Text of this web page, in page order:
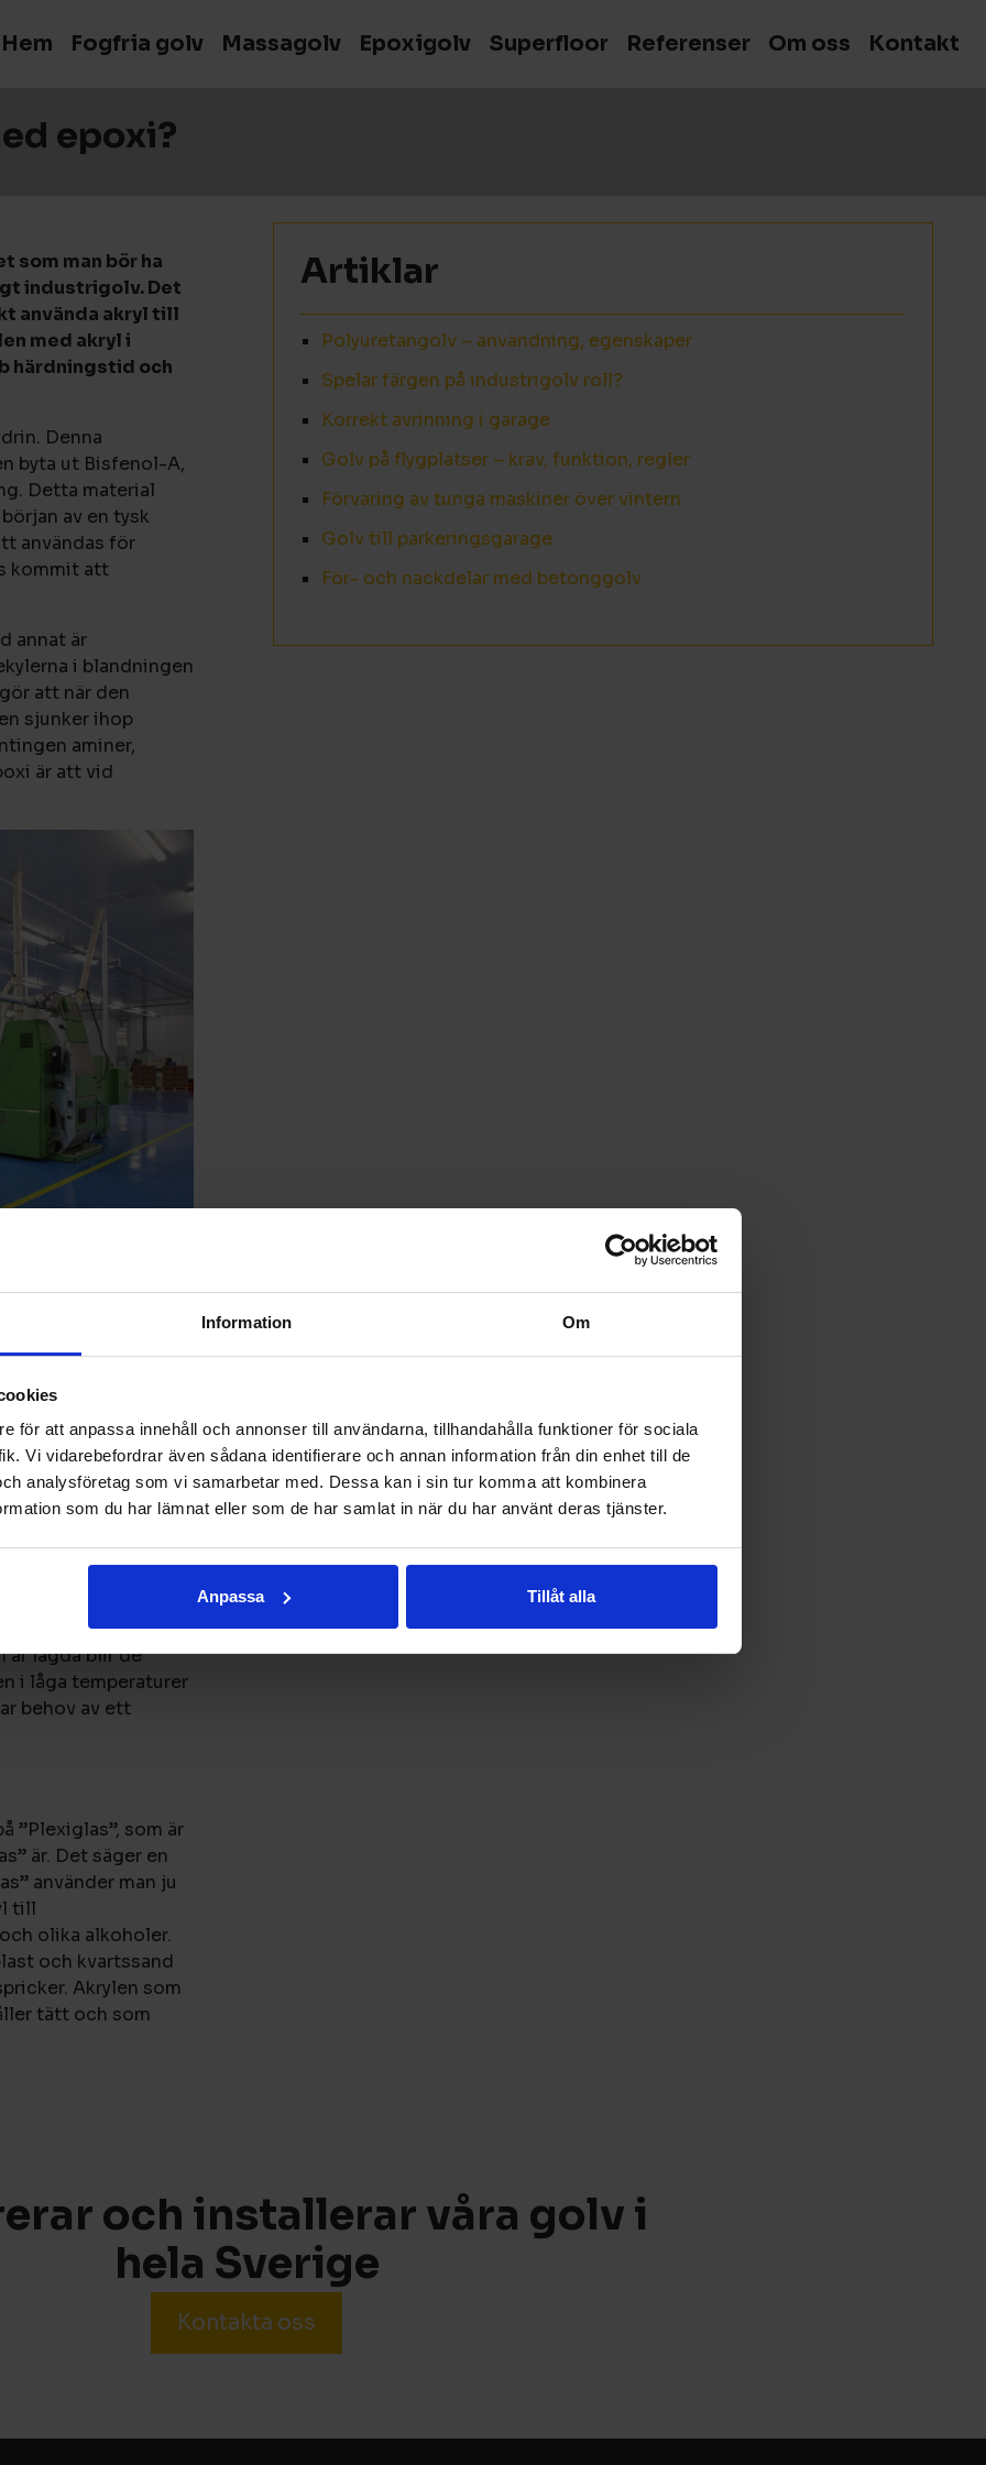
Information Om
för att anpassa innehåll och annonser till användarna, tillhandahålla funktioner för sociala
Vi vidarebefordrar även sådana identifierare och annan information från din enhet till de
analysföretag som vi samarbetar med. Dessa kan i sin tur komma att kombinera
som du har lämnat eller som de har samlat in när du har använt deras tjänster.
Anpassa Tillåt alla
Hem Fogfria golv Massagolv Epoxigolv Superfloor Referenser Om oss Kontakt
epoxi?
som man bör ha
industrigolv. Det
använda akryl till
med akryl i
härdningstid och
Denna
byta ut Bisfenol-A,
Detta material
av en tysk
användas för
kommit att
annat är
i blandningen
att när den
sjunker ihop
aminer,
är att vid
som fungerar
plaster som är
så känt material
Men det
epoxi. Akryl till
härdas.
härdas. Den sker
0 och 5 grader
är lagda blir de
i låga temperaturer
behov av ett
”Plexiglas”, som är
är. Det säger en
använder man ju
till
olika alkoholer.
och kvartssand
Akrylen som
tätt och som
Artiklar
Polyuretangolv – användning, egenskaper
Spelar färgen på industrigolv roll?
Korrekt avrinning i garage
Golv på flygplatser – krav, funktion, regler
Förvaring av tunga maskiner över vintern
Golv till parkeringsgarage
För- och nackdelar med betonggolv
och installerar våra golv i
hela Sverige
Kontakta oss